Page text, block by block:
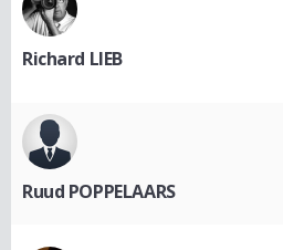
Richard LIEB
Ruud POPPELAARS